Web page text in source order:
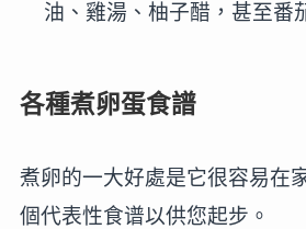
油、雞湯、柚子醋，甚至番
各種煮卵蛋食譜
煮卵的一大好處是它很容易在
個代表性食谱以供您起步。